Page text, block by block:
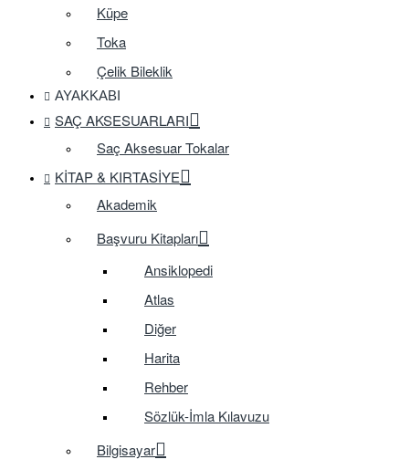
Küpe
Toka
Çelik Bileklik
AYAKKABI
SAÇ AKSESUARLARI
Saç Aksesuar Tokalar
KITAP & KIRTASIYE
Akademik
Başvuru Kitapları
Ansiklopedi
Atlas
Diğer
Harita
Rehber
Sözlük-İmla Kılavuzu
Bilgisayar